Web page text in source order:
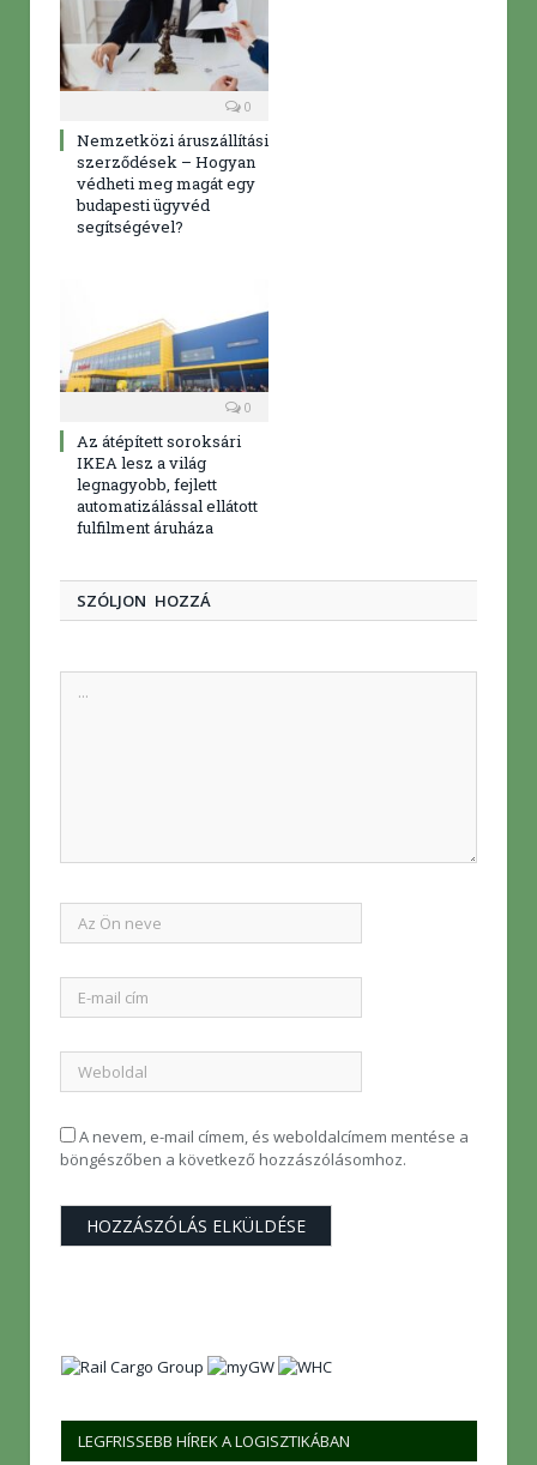
0
Nemzetközi áruszállítási
szerződések – Hogyan
védheti meg magát egy
budapesti ügyvéd
segítségével?
0
Az átépített soroksári
IKEA lesz a világ
legnagyobb, fejlett
automatizálással ellátott
fulfilment áruháza
SZÓLJON HOZZÁ
A nevem, e-mail címem, és weboldalcímem mentése a
böngészőben a következő hozzászólásomhoz.
LEGFRISSEBB HÍREK A LOGISZTIKÁBAN